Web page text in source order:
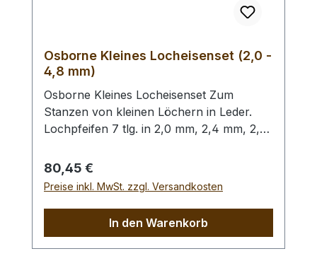
Osborne Kleines Locheisenset (2,0 -
4,8 mm)
Osborne Kleines Locheisenset Zum
Stanzen von kleinen Löchern in Leder.
Lochpfeifen 7 tlg. in 2,0 mm, 2,4 mm, 2,8
mm. Bitte benutzen Sie zum Schlagen
unbedingt einen geeigneten Hammer
(keinen Stahlhammer) und eine geeignete
eine Beschädigung des Werkzeugs
auszuschliessen, siehe Zubehör.
Regulärer Preis:
80,45 €
Preise inkl. MwSt. zzgl. Versandkosten
In den Warenkorb